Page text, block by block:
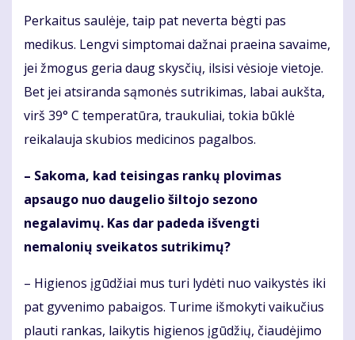
Perkaitus saulėje, taip pat neverta bėgti pas
medikus. Lengvi simptomai dažnai praeina savaime,
jei žmogus geria daug skysčių, ilsisi vėsioje vietoje.
Bet jei atsiranda sąmonės sutrikimas, labai aukšta,
virš 39° C temperatūra, traukuliai, tokia būklė
reikalauja skubios medicinos pagalbos.
– Sakoma, kad teisingas rankų plovimas
apsaugo nuo daugelio šiltojo sezono
negalavimų. Kas dar padeda išvengti
nemalonių sveikatos sutrikimų?
– Higienos įgūdžiai mus turi lydėti nuo vaikystės iki
pat gyvenimo pabaigos. Turime išmokyti vaikučius
plauti rankas, laikytis higienos įgūdžių, čiaudėjimo